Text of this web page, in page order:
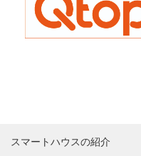
スマートハウスの紹介